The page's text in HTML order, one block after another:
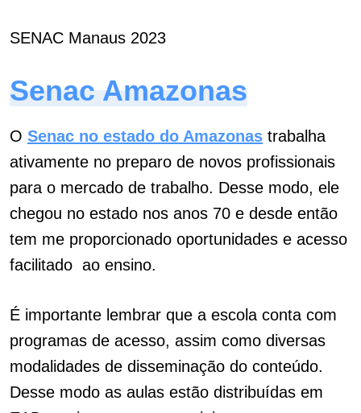
SENAC Manaus 2023
Senac Amazonas
O Senac no estado do Amazonas trabalha
ativamente no preparo de novos profissionais
para o mercado de trabalho. Desse modo, ele
chegou no estado nos anos 70 e desde então
tem me proporcionado oportunidades e acesso
facilitado ao ensino.
É importante lembrar que a escola conta com
programas de acesso, assim como diversas
modalidades de disseminação do conteúdo.
Desse modo as aulas estão distribuídas em